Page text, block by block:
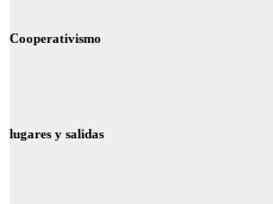
Cooperativismo
lugares y salidas